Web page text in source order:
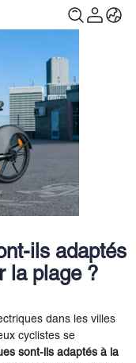
ils adaptés
la plage ?
dans les villes
cyclistes se
sont-ils adaptés à la